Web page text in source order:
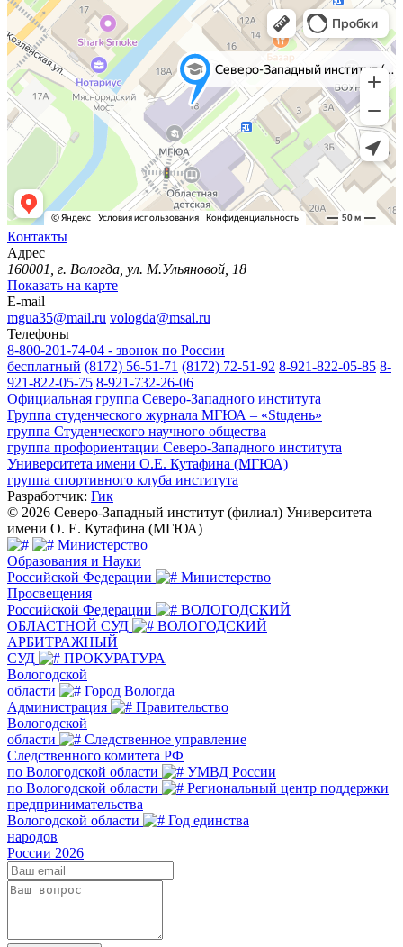
Контакты
Адрес
160001, г. Вологда, ул. М.Ульяновой, 18
Показать на карте
E-mail
mgua35@mail.ru vologda@msal.ru
Телефоны
8-800-201-74-04 - звонок по России
бесплатный (8172) 56-51-71 (8172) 72-51-92 8-921-822-05-85 8-
921-822-05-75 8-921-732-26-06
Официальная группа Северо-Западного института
Группа студенческого журнала МГЮА – «Stuдень»
группа Студенческого научного общества
группа профориентации Северо-Западного института
Университета имени О.Е. Кутафина (МГЮА)
группа спортивного клуба института
Разработчик: Гик
© 2026 Северо-Западный институт (филиал) Университета
имени О. Е. Кутафина (МГЮА)
Министерство
Образования и Науки
Российской Федерации
Министерство
Просвещения
Российской Федерации
ВОЛОГОДСКИЙ
ОБЛАСТНОЙ СУД
ВОЛОГОДСКИЙ
АРБИТРАЖНЫЙ
СУД
ПРОКУРАТУРА
Вологодской
области
Город Вологда
Администрация
Правительство
Вологодской
области
Следственное управление
Следственного комитета РФ
по Вологодской области
УМВД России
по Вологодской области
Региональный центр поддержки
предпринимательства
Вологодской области
Год единства
народов
России 2026